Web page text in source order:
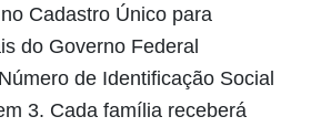
Cadastro Único para
do Governo Federal
de Identificação Social
3. Cada família receberá